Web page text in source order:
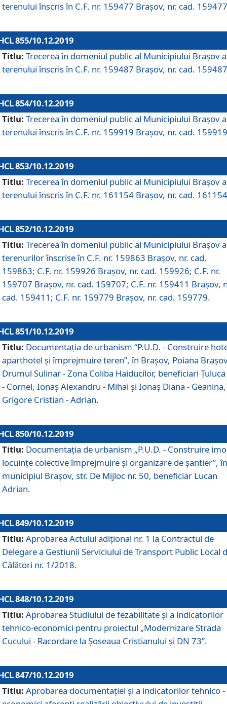
terenului înscris în C.F. nr. 159477 Brașov, nr. cad.
855/10.12.2019
Titlu: Trecerea în domeniul public al Municipiului Braşov a
terenului înscris în C.F. nr. 159487 Brașov, nr. cad.
854/10.12.2019
Titlu: Trecerea în domeniul public al Municipiului Braşov a
terenului înscris în C.F. nr. 159919 Brașov, nr. cad.
853/10.12.2019
Titlu: Trecerea în domeniul public al Municipiului Braşov a
terenului înscris în C.F. nr. 161154 Brașov, nr. cad.
852/10.12.2019
Titlu: Trecerea în domeniul public al Municipiului Braşov a
terenurilor înscrise în C.F. nr. 159863 Brașov, nr. cad.
159863; C.F. nr. 159926 Brașov, nr. cad. 159926; C.F. nr.
159707 Brașov, nr. cad. 159707; C.F. nr. 159411 Brașov,
cad. 159411; C.F. nr. 159779 Brașov, nr. cad. 159779.
851/10.12.2019
Titlu: Documentaţia de urbanism “P.U.D. - Construire
aparthotel şi împrejmuire teren”, în Braşov, Poiana
Drumul Sulinar - Zona Coliba Haiducilor, beneficiari
- Cornel, Ionaş Alexandru - Mihai şi Ionaş Diana - Geanina,
Grigore Cristian - Adrian.
850/10.12.2019
Titlu: Documentaţia de urbanism „P.U.D. - Construire
locuințe colective împrejmuire și organizare de șantier”, în
municipiul Braşov, str. De Mijloc nr. 50, beneficiar Lucan
Adrian.
849/10.12.2019
Titlu: Aprobarea Actului adiţional nr. 1 la Contractul de
Delegare a Gestiunii Serviciului de Transport Public Local
Călători nr. 1/2018.
848/10.12.2019
Titlu: Aprobarea Studiului de fezabilitate şi a indicatorilor
tehnico-economici pentru proiectul „Modernizare Strada
Cucului - Racordare la Șoseaua Cristianului și DN 73”.
847/10.12.2019
Titlu: Aprobarea documentației și a indicatorilor tehnico -